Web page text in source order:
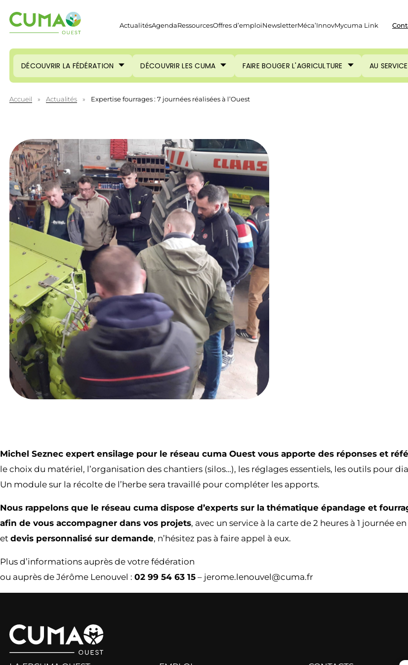
ActualitésAgendaRessourcesOffres d’emploiNewsletterMéca’InnovMycuma Link
DÉCOUVRIR LA FÉDÉRATION DÉCOUVRIR LES CUMA FAIRE BOUGER L'AGRICULTURE AU
Accueil » Actualités » Expertise fourrages : 7 journées réalisées à l’Ouest
Michel Seznec expert ensilage pour le réseau cuma Ouest vous apporte des réponses et
le choix du matériel, l’organisation des chantiers (silos…), les réglages essentiels, les outils pour
Un module sur la récolte de l’herbe sera travaillé pour compléter les apports.
Nous rappelons que le réseau cuma dispose d’experts sur la thématique épandage et
afin de vous accompagner dans vos projets, avec un service à la carte de 2 heures à 1 journée
et devis personnalisé sur demande, n’hésitez pas à faire appel à eux.
Plus d’informations auprès de votre fédération
ou auprès de Jérôme Lenouvel : 02 99 54 63 15 – jerome.lenouvel@cuma.fr